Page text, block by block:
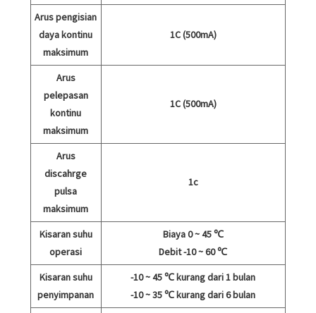
Arus pengisian
daya kontinu
maksimum
1C (500mA)
Arus
pelepasan
kontinu
maksimum
1C (500mA)
Arus
discahrge
pulsa
maksimum
1c
Kisaran suhu
operasi
Biaya 0 ~ 45 ℃
Debit -10 ~ 60 ℃
Kisaran suhu
penyimpanan
-10 ~ 45 ℃ kurang dari 1 bulan
-10 ~ 35 ℃ kurang dari 6 bulan